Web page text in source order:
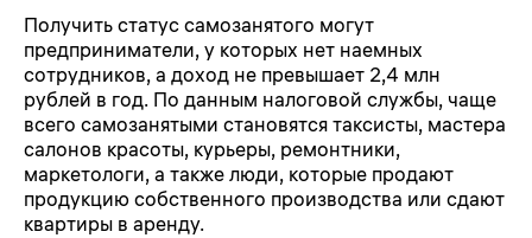
Получить статус самозанятого могут
предприниматели, у которых нет наемных
сотрудников, а доход не превышает 2,4 млн
рублей в год. По данным налоговой службы, чаще
всего самозанятыми становятся таксисты, мастера
салонов красоты, курьеры, ремонтники,
маркетологи, а также люди, которые продают
продукцию собственного производства или сдают
квартиры в аренду.